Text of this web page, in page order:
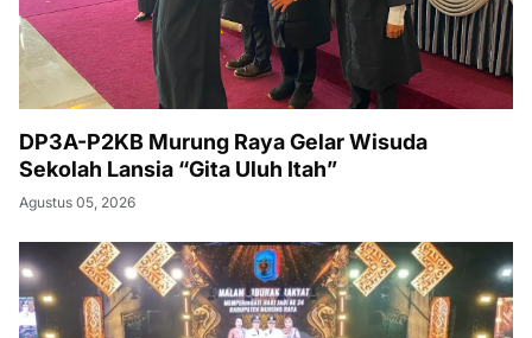
DP3A-P2KB Murung Raya Gelar Wisuda
Sekolah Lansia “Gita Uluh Itah”
Agustus 05, 2026